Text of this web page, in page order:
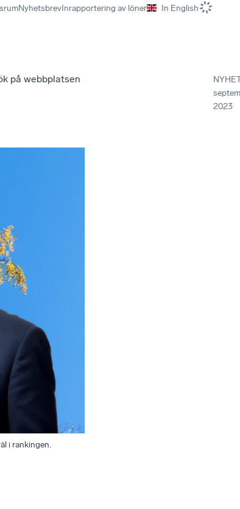
NyhetsbrevInrapportering av löner In English
på webbplatsen
2023
i rankingen.